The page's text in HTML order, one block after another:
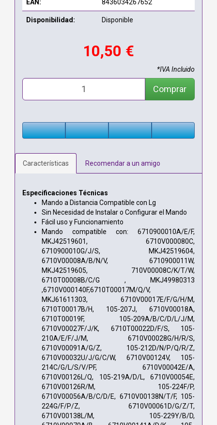
EAN: 8436034267652
Disponibilidad: Disponible
10,50 €
*IVA Incluido
Comprar
Características Recomendar a un amigo
Especificaciones Técnicas
Mando a Distancia Compatible con Lg
Sin Necesidad de Instalar o Configurar el Mando
Fácil uso y Funcionamiento
Mando compatible con: 6710900010A/E/F,
MKJ42519601, 6710V000080C,
6710900010G/J/S, MKJ42519604,
6710V00008A/B/N/V, 6710900011W,
MKJ42519605, 710V00008C/K/T/W,
6710T00008B/C/G , MKJ49980313
,6710V000140F,6710T00017M/Q/V,
MKJ61611303, 6710V00017E/F/G/H/M,
6710T00017B/H, 105-207J, 6710V00018A,
6710T00019F, 105-209A/B/C/D/L/J/M,
6710V00027F/J/K, 6710T00022D/F/S, 105-
210A/E/F/J/M, 6710V00028G/H/R/S,
6710V00091A/G/Z, 105-212D/N/P/Q/R/Z,
6710V00032U/J/G/C/W, 6710V00124V, 105-
214C/G/L/S/V/PF, 6710V00042E/A,
6710V00126L/Q, 105-219A/D/L, 6710V00054E,
6710V00126R/M, 105-224F/P,
6710V00056A/B/C/D/E, 6710V00138N/T/F, 105-
224G/F/P/Z, 6710V00061D/G/Z/T,
6710V00138L/M, 105-229Y/B/D,